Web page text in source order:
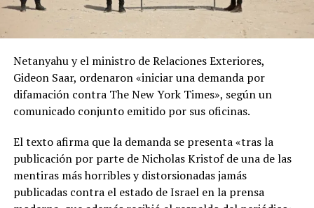
Netanyahu y el ministro de Relaciones Exteriores,
Gideon Saar, ordenaron «iniciar una demanda por
difamación contra The New York Times», según un
comunicado conjunto emitido por sus oficinas.
El texto afirma que la demanda se presenta «tras la
publicación por parte de Nicholas Kristof de una de las
mentiras más horribles y distorsionadas jamás
publicadas contra el estado de Israel en la prensa